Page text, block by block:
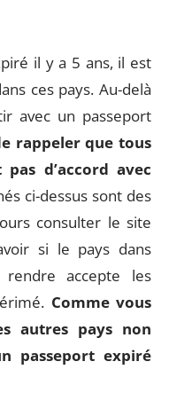
il y a 5 ans, il est
ces pays. Au-delà
avec un passeport
rappeler que tous
d’accord avec
ci-dessus sont des
consulter le site
si le pays dans
rendre accepte les
Comme vous
autres pays non
passeport expiré